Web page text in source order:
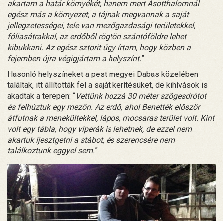
akartam a határ környékét, hanem mert Ásotthalomnál
egész más a környezet, a tájnak megvannak a saját
jellegzetességei, tele van mezőgazdasági területekkel,
fóliasátrakkal, az erdőből rögtön szántóföldre lehet
kibukkani. Az egész sztorit úgy írtam, hogy közben a
fejemben újra végigjártam a helyszínt.”
Hasonló helyszíneket a pest megyei Dabas közelében
találtak, itt állították fel a saját kerítésüket, de kihívások is
akadtak a terepen: “Vettünk hozzá 30 méter szögesdrótot
és felhúztuk egy mezőn. Az erdő, ahol Benették először
átfutnak a menekültekkel, lápos, mocsaras terület volt. Kint
volt egy tábla, hogy viperák is lehetnek, de ezzel nem
akartuk ijesztgetni a stábot, és szerencsére nem
találkoztunk eggyel sem.”